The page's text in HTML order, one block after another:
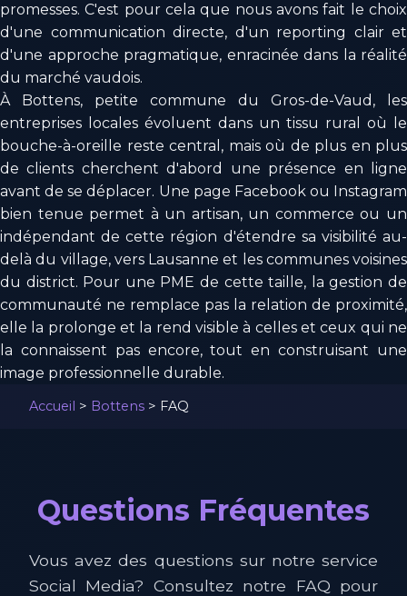
promesses. C'est pour cela que nous avons fait le choix
d'une communication directe, d'un reporting clair et
d'une approche pragmatique, enracinée dans la réalité
du marché vaudois.
À Bottens, petite commune du Gros-de-Vaud, les
entreprises locales évoluent dans un tissu rural où le
bouche-à-oreille reste central, mais où de plus en plus
de clients cherchent d'abord une présence en ligne
avant de se déplacer. Une page Facebook ou Instagram
bien tenue permet à un artisan, un commerce ou un
indépendant de cette région d'étendre sa visibilité au-
delà du village, vers Lausanne et les communes voisines
du district. Pour une PME de cette taille, la gestion de
communauté ne remplace pas la relation de proximité,
elle la prolonge et la rend visible à celles et ceux qui ne
la connaissent pas encore, tout en construisant une
image professionnelle durable.
Accueil > Bottens > FAQ
Questions Fréquentes
Vous avez des questions sur notre service
Social Media? Consultez notre FAQ pour